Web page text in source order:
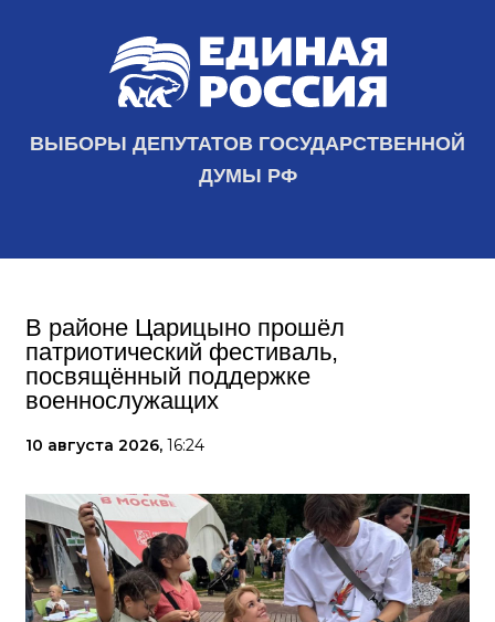
ВЫБОРЫ ДЕПУТАТОВ ГОСУДАРСТВЕННОЙ
ДУМЫ РФ
В районе Царицыно прошёл
патриотический фестиваль,
посвящённый поддержке
военнослужащих
10 августа 2026, 16:24